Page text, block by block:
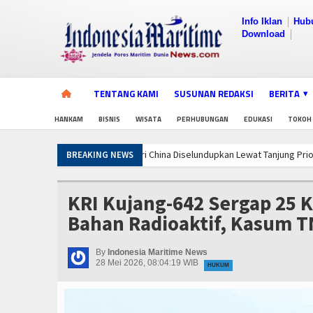
Info Iklan
Download
TENTANG KAMI SUSUNAN REDAKSI BERITA
HANKAM BISNIS WISATA PERHUBUNGAN EDUKASI TOKOH
BREAKING NEWS
Lewat Tanjung Priok Tingkatkan Perlindungan Pekerja,
Bahas Pindar Inklusi Keuangan, dan Perlindungan Publik
Lewat Tanjung Priok
Tingkatkan Perlindungan Pekerja,
Bahas Pindar Inklusi Keuangan, dan Perlindungan Publik
KRI Kujang-642 Sergap
Bahan Radioaktif, Kasum
By Indonesia Maritime News
28 Mei 2026, 08:04:19 WIB
HUKUM